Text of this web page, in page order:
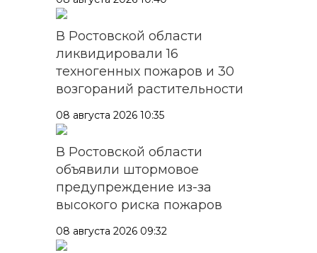
В Ростовской области
ликвидировали 16
техногенных пожаров и 30
возгораний растительности
08 августа 2026 10:35
В Ростовской области
объявили штормовое
предупреждение из-за
высокого риска пожаров
08 августа 2026 09:32